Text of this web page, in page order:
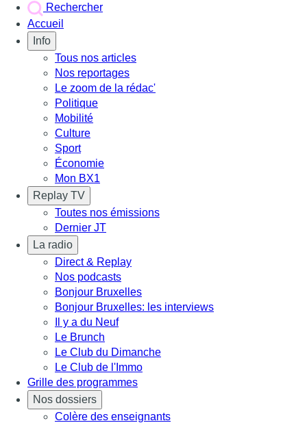
Rechercher
Accueil
Info
Tous nos articles
Nos reportages
Le zoom de la rédac'
Politique
Mobilité
Culture
Sport
Économie
Mon BX1
Replay TV
Toutes nos émissions
Dernier JT
La radio
Direct & Replay
Nos podcasts
Bonjour Bruxelles
Bonjour Bruxelles: les interviews
Il y a du Neuf
Le Brunch
Le Club du Dimanche
Le Club de l'Immo
Grille des programmes
Nos dossiers
Colère des enseignants